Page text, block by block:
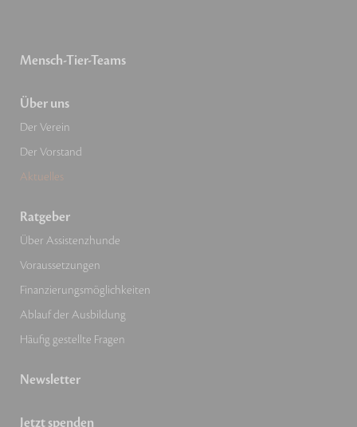
Mensch-Tier-Teams
Über uns
Der Verein
Der Vorstand
Aktuelles
Ratgeber
Über Assistenzhunde
Voraussetzungen
Finanzierungsmöglichkeiten
Ablauf der Ausbildung
Häufig gestellte Fragen
Newsletter
Jetzt spenden